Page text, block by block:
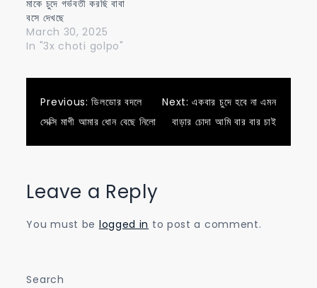
মাকে চুদে গর্ভবতী করছি বাবা
বসে দেখছে
March 30, 2025
In "3x choti golpo"
Post
navigation
Previous: ডিলডোর বদলে
সেক্সি মাগী আমার ধোন বেছে নিলো
Next: একবার চুদে হবে না এমন
বাড়ার চোদা আমি বার বার চাই
Leave a Reply
You must be logged in to post a comment.
Search